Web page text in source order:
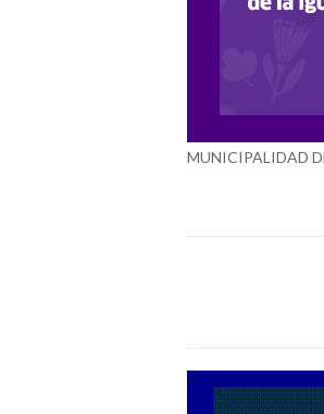
MUNICIPALIDAD